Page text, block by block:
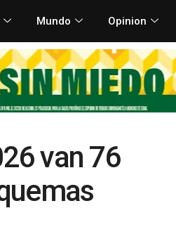
Mundo Opinion
van 76